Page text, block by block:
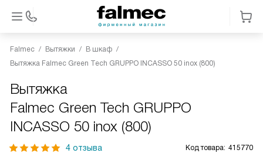
Falmec Вытяжки
В шкаф
Вытяжка Falmec Green Tech GRUPPO INCASSO 50 inox (800)
Вытяжка
Falmec Green Tech GRUPPO
INCASSO 50 inox (800)
4 отзыва Код товара: 415770